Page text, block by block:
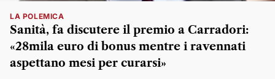
LA POLEMICA
Sanità, fa discutere il premio a Carradori:
«28mila euro di bonus mentre i ravennati
aspettano mesi per curarsi»